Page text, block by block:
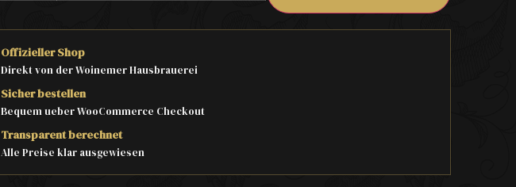
Offizieller Shop
Direkt von der Woinemer Hausbrauerei
Sicher bestellen
Bequem ueber WooCommerce Checkout
Transparent berechnet
Alle Preise klar ausgewiesen